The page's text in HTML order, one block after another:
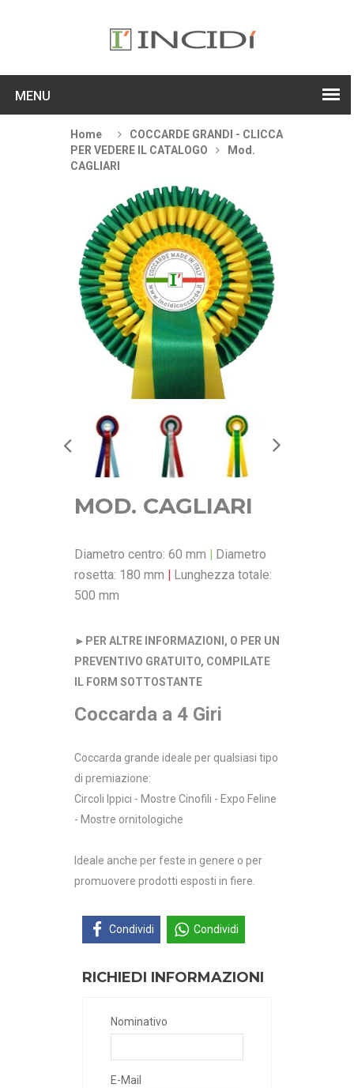
MENU
Home
COCCARDE GRANDI - CLICCA
PER VEDERE IL CATALOGO
Mod.
CAGLIARI
MOD. CAGLIARI
Diametro centro: 60 mm | Diametro
rosetta: 180 mm | Lunghezza totale:
500 mm
► PER ALTRE INFORMAZIONI, O PER UN
PREVENTIVO GRATUITO, COMPILATE
IL FORM SOTTOSTANTE
Coccarda a 4 Giri
Coccarda grande ideale per qualsiasi tipo
di premiazione:
Circoli Ippici - Mostre Cinofili - Expo Feline
- Mostre ornitologiche
Ideale anche per feste in genere o per
promuovere prodotti esposti in fiere.
Condividi Condividi
RICHIEDI INFORMAZIONI
Nominativo
E-Mail